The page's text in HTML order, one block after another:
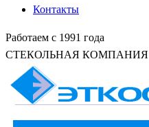
Контакты
Работаем с 1991 года
СТЕКОЛЬНАЯ КОМПАНИЯ